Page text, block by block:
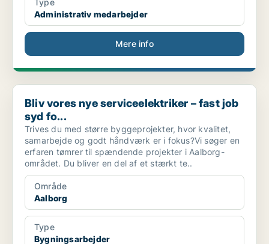
Type
Administrativ medarbejder
Mere info
Bliv vores nye serviceelektriker – fast job syd fo...
Bliv vores nye serviceelektriker – fast job
syd fo...
Trives du med større byggeprojekter, hvor kvalitet,
samarbejde og godt håndværk er i fokus?Vi søger en
erfaren tømrer til spændende projekter i Aalborg-
området. Du bliver en del af et stærkt te..
Område
Aalborg
Type
Bygningsarbejder